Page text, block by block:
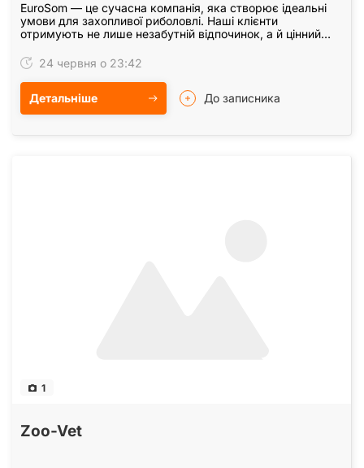
EuroSom — це сучасна компанія, яка створює ідеальні
умови для захопливої риболовлі. Наші клієнти
отримують не лише незабутній відпочинок, а й цінний
24 червня о 23:42
Детальніше До записника
1
Zoo-Vet